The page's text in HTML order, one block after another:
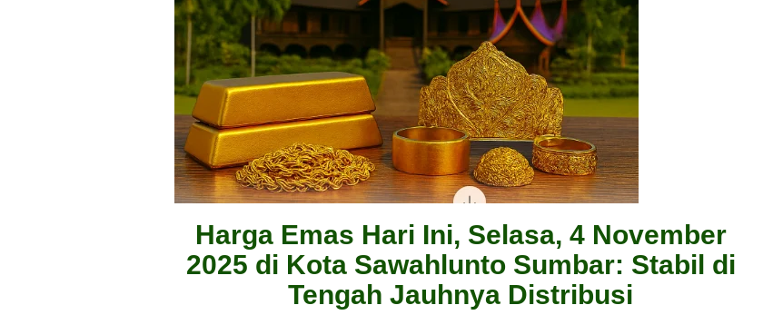
Harga Emas Hari Ini, Selasa, 4 November
2025 di Kota Sawahlunto Sumbar: Stabil di
Tengah Jauhnya Distribusi